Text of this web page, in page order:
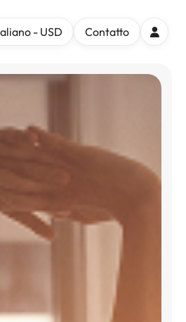
- USD Contatto